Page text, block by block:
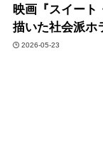
映画『スイート
描いた社会派ホ
2026-05-23